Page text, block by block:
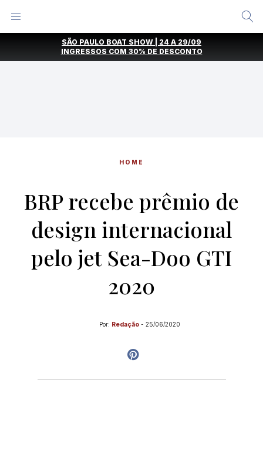
SÃO PAULO BOAT SHOW | 24 A 29/09
INGRESSOS COM 30% DE DESCONTO
HOME
BRP recebe prêmio de
design internacional
pelo jet Sea-Doo GTI
2020
Por: Redação - 25/06/2020